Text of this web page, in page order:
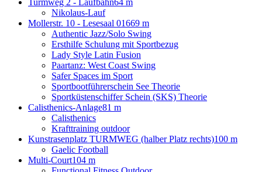
Turmweg 2 - Laufbahn64 m
Nikolaus-Lauf
Mollerstr. 10 - Lesesaal 01669 m
Authentic Jazz/Solo Swing
Ersthilfe Schulung mit Sportbezug
Lady Style Latin Fusion
Paartanz: West Coast Swing
Safer Spaces im Sport
Sportbootführerschein See Theorie
Sportküstenschiffer Schein (SKS) Theorie
Calisthenics-Anlage81 m
Calisthenics
Krafttraining outdoor
Kunstrasenplatz TURMWEG (halber Platz rechts)100 m
Gaelic Football
Multi-Court104 m